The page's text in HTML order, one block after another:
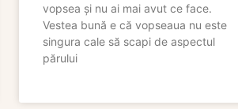
vopsea și nu ai mai avut ce face.
Vestea bună e că vopseaua nu este
singura cale să scapi de aspectul
părului